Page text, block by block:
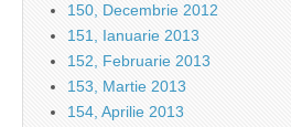
150, Decembrie 2012
151, Ianuarie 2013
152, Februarie 2013
153, Martie 2013
154, Aprilie 2013